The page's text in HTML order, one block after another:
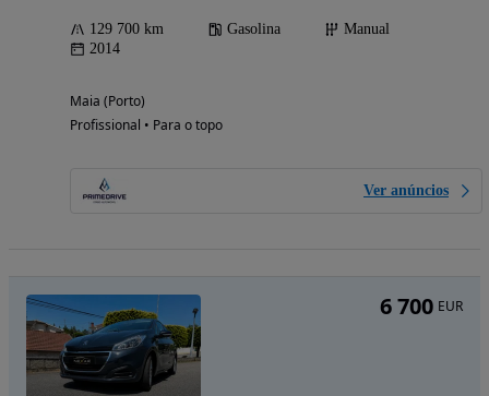
129 700 km Gasolina
Manual
2014
Maia (Porto)
Profissional • Para o topo
Ver anúncios
6 700 EUR